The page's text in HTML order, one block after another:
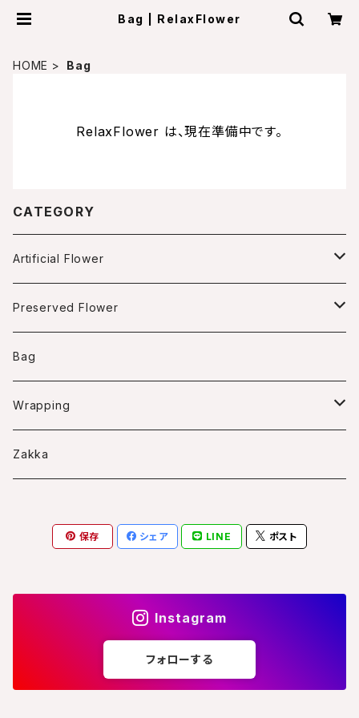
Bag | RelaxFlower
HOME Bag
RelaxFlower は、現在準備中です。
CATEGORY
Artificial Flower
Arrangment
Box arrangment
Bascket arrangment
Wreath
Swag
Bouquet
Preserved Flower
Arrangment
Wreath
Bag
Wrapping
Wreath case
L
スクエアS
Zakka
保存 シェア LINE ポスト
Instagram
フォローする